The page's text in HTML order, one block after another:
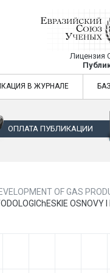
Евразийский
Лицензия
Союз Ученых
В ЖУРНАЛЕ
ОПЛАТА ПУБЛИКАЦИИ
OF GAS
OSNOVY